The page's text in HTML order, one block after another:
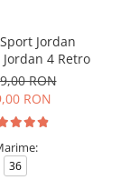
Jordan
4 Retro
RON
RON
36